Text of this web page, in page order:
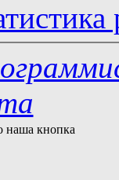
наша кнопка